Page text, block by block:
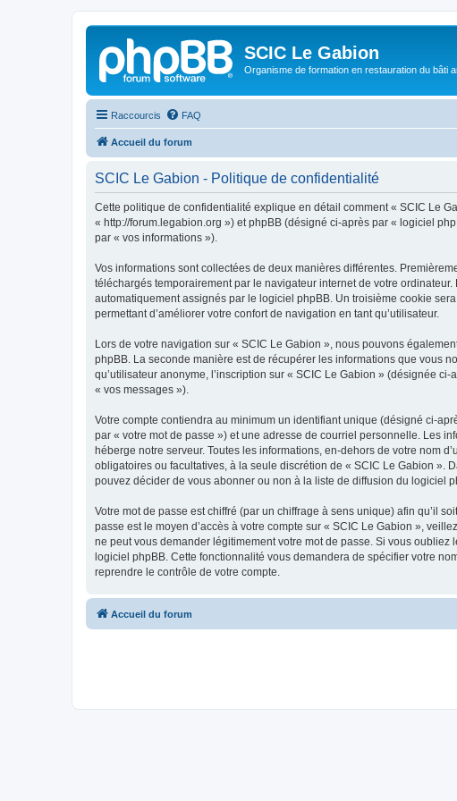
SCIC Le Gabion
Organisme de formation en restauration du bâti
Raccourcis FAQ
Accueil du forum
SCIC Le Gabion - Politique de confidentialité
Cette politique de confidentialité explique en détail comment « SCIC Le
« http://forum.legabion.org ») et phpBB (désigné ci-après par « logiciel
par « vos informations »).
Vos informations sont collectées de deux manières différentes.
téléchargés temporairement par le navigateur internet de votre
automatiquement assignés par le logiciel phpBB. Un troisième cookie
permettant d’améliorer votre confort de navigation en tant qu’utilisateur.
Lors de votre navigation sur « SCIC Le Gabion », nous pouvons
phpBB. La seconde manière est de récupérer les informations que vous
qu’utilisateur anonyme, l’inscription sur « SCIC Le Gabion » (désignée
« vos messages »).
Votre compte contiendra au minimum un identifiant unique (désigné ci-
par « votre mot de passe ») et une adresse de courriel personnelle. Les
héberge notre serveur. Toutes les informations, en-dehors de votre nom
obligatoires ou facultatives, à la seule discrétion de « SCIC Le Gabion ».
pouvez décider de vous abonner ou non à la liste de diffusion du logiciel
Votre mot de passe est chiffré (par un chiffrage à sens unique) afin qu’il
passe est le moyen d’accès à votre compte sur « SCIC Le Gabion »,
ne peut vous demander légitimement votre mot de passe. Si vous
logiciel phpBB. Cette fonctionnalité vous demandera de spécifier votre
reprendre le contrôle de votre compte.
Accueil du forum